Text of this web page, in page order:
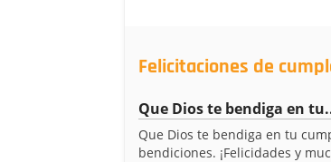
Felicitaciones de
Que Dios te bendiga en
Que Dios te bendiga en tu
bendiciones. ¡Felicidades y